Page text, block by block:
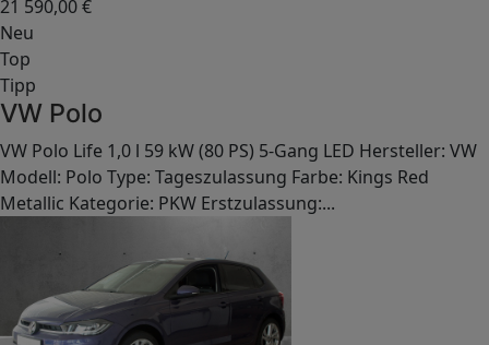
21 590,00€
Neu
Top
Tipp
VW Polo
VW Polo Life 1,0 l 59 kW (80 PS) 5-Gang LED Hersteller: VW
Modell: Polo Type: Tageszulassung Farbe: Kings Red
Metallic Kategorie: PKW Erstzulassung:...